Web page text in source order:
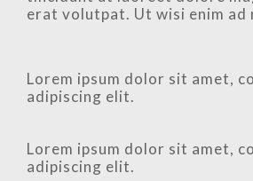
erat volutpat. Ut wisi enim ad
Lorem ipsum dolor sit amet,
adipiscing elit.
Lorem ipsum dolor sit amet,
adipiscing elit.